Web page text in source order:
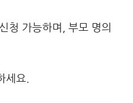
청 가능하며, 부모 명의
세요.